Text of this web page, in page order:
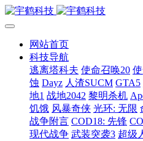
网站首页
科技导航
逃离塔科夫 使命召唤20
蚀 Dayz 人渣SUCM GTA5
地1 战地2042 黎明杀机
饥饿 风暴奇侠 光环: 无限
战争附言 COD18: 先锋
现代战争 武装突袭3 超级